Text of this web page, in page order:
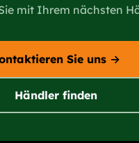
mit Ihrem nächsten
Sie uns →
Händler finden